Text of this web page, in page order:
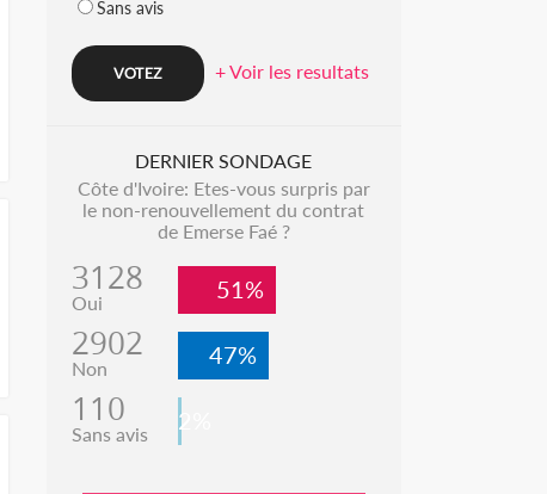
Sans avis
+ Voir les resultats
DERNIER SONDAGE
Côte d'Ivoire: Etes-vous surpris par
le non-renouvellement du contrat
de Emerse Faé ?
3128
Oui 51%
2902
Non 47%
110
Sans avis 2%